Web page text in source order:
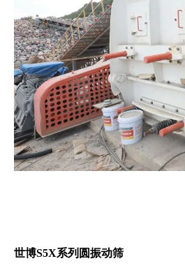
世博S5X系列圆振动筛